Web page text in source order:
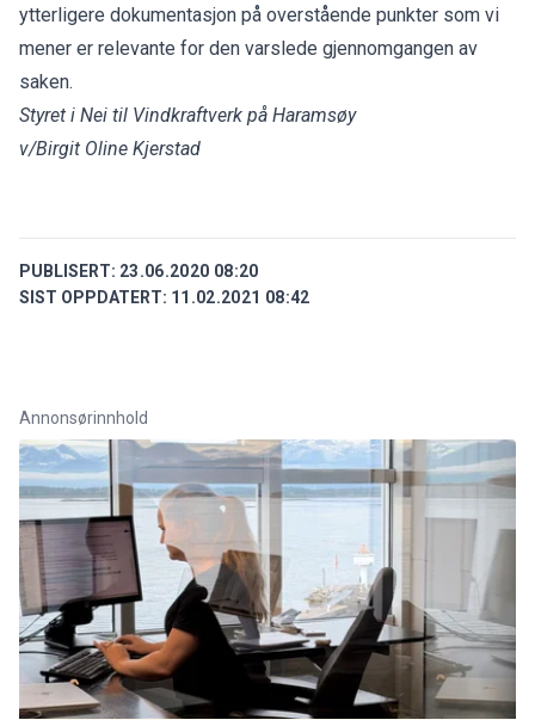
ytterligere dokumentasjon på overstående punkter som vi
mener er relevante for den varslede gjennomgangen av
saken.
Styret i Nei til Vindkraftverk på Haramsøy
v/Birgit Oline Kjerstad
PUBLISERT: 23.06.2020 08:20
SIST OPPDATERT: 11.02.2021 08:42
Annonsørinnhold